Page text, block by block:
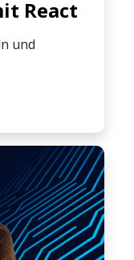
React
und